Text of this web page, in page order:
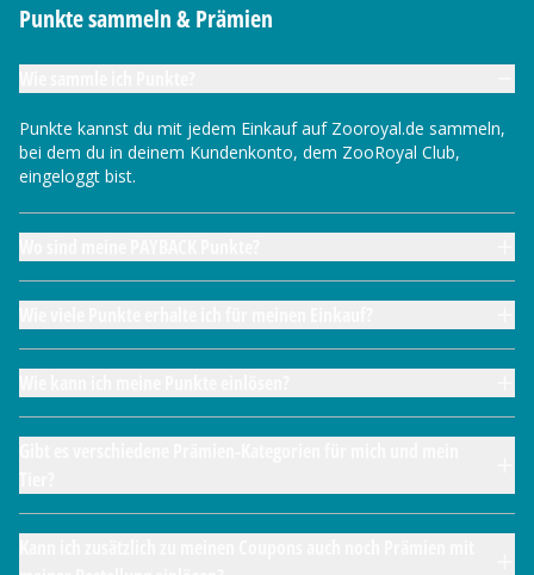
Punkte sammeln & Prämien
Punkte kannst du mit jedem Einkauf auf Zooroyal.de sammeln,
bei dem du in deinem Kundenkonto, dem ZooRoyal Club,
eingeloggt bist.